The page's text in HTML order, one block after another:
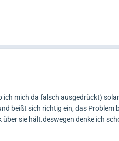
mich da falsch ausgedrückt)
beißt sich richtig ein, das Problem
sie hält.deswegen denke ich